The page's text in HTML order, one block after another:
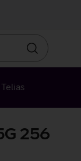
Otsin
Telias
256